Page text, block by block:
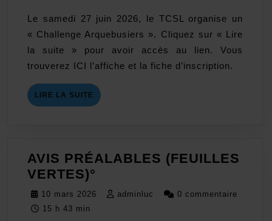
Le samedi 27 juin 2026, le TCSL organise un
« Challenge Arquebusiers ». Cliquez sur « Lire
la suite » pour avoir accès au lien. Vous
trouverez ICI l’affiche et la fiche d’inscription.
LIRE LA SUITE LIRE
LA
AVIS PRÉALABLES (FEUILLES
VERTES)°
PRÉALABLES
10 mars 2026
10
adminluc adminluc0 commentaire
15 h 43 min